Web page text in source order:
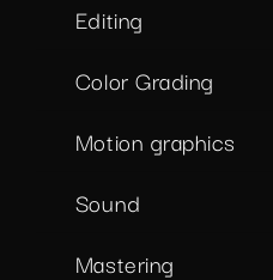
Editing
Color Grading
Motion graphics
Sound
Mastering